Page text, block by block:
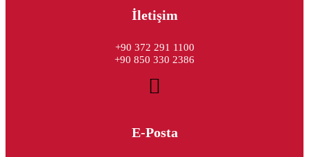
İletişim
+90 372 291 1100
+90 850 330 2386
E-Posta